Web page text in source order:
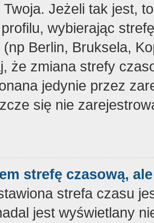
Twoja. Jeżeli tak jest,
wybierając
Berlin, Bruksela,
że zmiana strefy
jedynie przez
się nie
strefę czasową,
strefa czasu
jest wyświetlany